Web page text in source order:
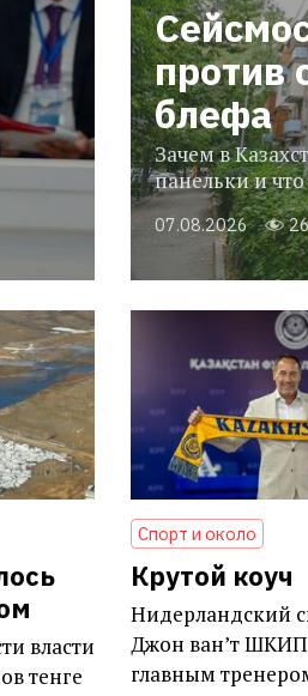
против
блефа
Зачем в
панельки и
07.08.2026
власти
тенге
Спорт и около
Крутой коуч
Нидерландский
Джон ван’т
главным